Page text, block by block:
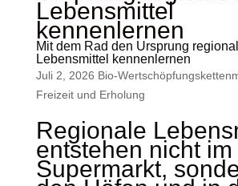
Mit dem Rad den Ursprung
Lebensmittel kennenlernen
Juli 2, 2026 Bio-
Freizeit und Erholung
Regionale
entstehen nicht im
Supermarkt,